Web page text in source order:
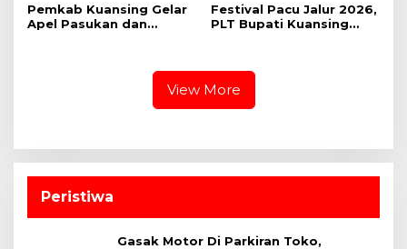
Pemkab Kuansing Gelar
Apel Pasukan dan
Festival Pacu Jalur 2026,
PLT Bupati Kuansing
View More
Peristiwa
Gasak Motor Di Parkiran Toko,